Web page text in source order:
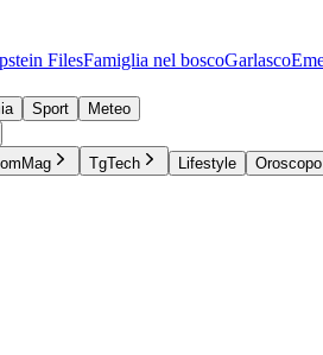
FilesFamiglia nel boscoGarlasco
Sport
Meteo
TgTech Lifestyle Oroscopo